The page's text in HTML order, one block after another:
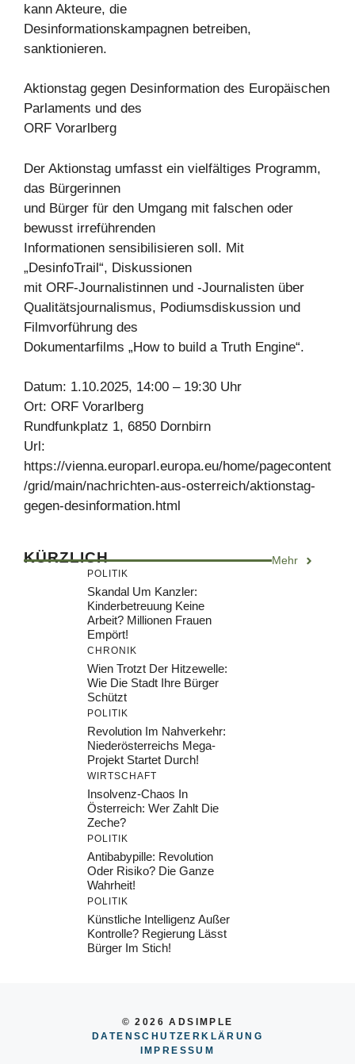
kann Akteure, die
Desinformationskampagnen betreiben,
sanktionieren.
Aktionstag gegen Desinformation des Europäischen
Parlaments und des
ORF Vorarlberg
Der Aktionstag umfasst ein vielfältiges Programm,
das Bürgerinnen
und Bürger für den Umgang mit falschen oder
bewusst irreführenden
Informationen sensibilisieren soll. Mit
„DesinfoTrail“, Diskussionen
mit ORF-Journalistinnen und -Journalisten über
Qualitätsjournalismus, Podiumsdiskussion und
Filmvorführung des
Dokumentarfilms „How to build a Truth Engine“.
Datum: 1.10.2025, 14:00 – 19:30 Uhr
Ort: ORF Vorarlberg
Rundfunkplatz 1, 6850 Dornbirn
Url:
https://vienna.europarl.europa.eu/home/pagecontent
/grid/main/nachrichten-aus-osterreich/aktionstag-
gegen-desinformation.html
KÜRZLICH Mehr
POLITIK
Skandal Um Kanzler:
Kinderbetreuung Keine
Arbeit? Millionen Frauen
Empört!
CHRONIK
Wien Trotzt Der Hitzewelle:
Wie Die Stadt Ihre Bürger
Schützt
POLITIK
Revolution Im Nahverkehr:
Niederösterreichs Mega-
Projekt Startet Durch!
WIRTSCHAFT
Insolvenz-Chaos In
Österreich: Wer Zahlt Die
Zeche?
POLITIK
Antibabypille: Revolution
Oder Risiko? Die Ganze
Wahrheit!
POLITIK
Künstliche Intelligenz Außer
Kontrolle? Regierung Lässt
Bürger Im Stich!
© 2026 ADSIMPLE
DATENSCHUTZERKLÄRUNG
IMPRESSU M